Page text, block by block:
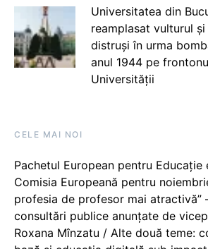
Universitatea din
reamplasat vulturul
distruși în urma
anul 1944 pe
Universității
CELE MAI NOI
Pachetul European pentru
Comisia Europeană pentru
profesia de profesor mai atractivă”
consultări publice anunțate de
Roxana Mînzatu / Alte două teme: